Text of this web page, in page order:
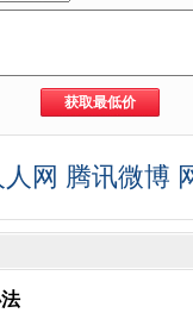
人网 腾讯微博